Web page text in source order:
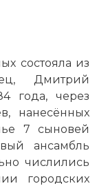
состояла из
Дмитрий
года, через
нанесённых
7 сыновей
ансамбль
числились
городских